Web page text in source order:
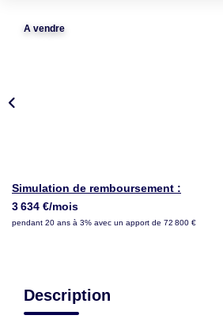
A vendre
Simulation de remboursement :
3 634 €/mois
pendant 20 ans à 3% avec un apport de 72 800 €
Description